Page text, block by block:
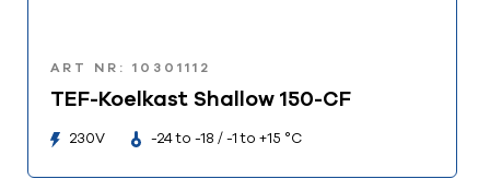
ART NR: 10301112
TEF-Koelkast Shallow 150-CF
230V -24 to -18 / -1 to +15 °C